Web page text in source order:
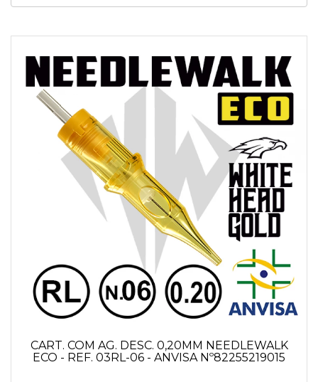
CART. COM AG. DESC. 0,20MM NEEDLEWALK
ECO - REF. 03RL-06 - ANVISA Nº82255219015